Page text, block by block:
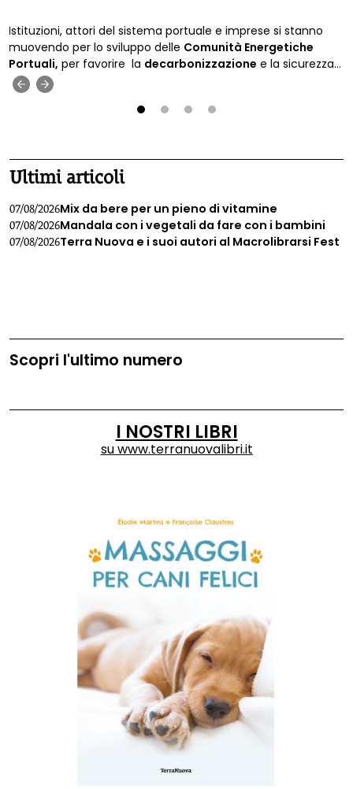
Istituzioni, attori del sistema portuale e imprese si stanno
muovendo per lo sviluppo delle Comunità Energetiche
Portuali, per favorire la decarbonizzazione e la sicurezza
energetica.
Ultimi articoli
07/08/2026Mix da bere per un pieno di vitamine
07/08/2026Mandala con i vegetali da fare con i bambini
07/08/2026Terra Nuova e i suoi autori al Macrolibrarsi Fest
Scopri l'ultimo numero
I NOSTRI LIBRI
suwww.terranuovalibri.it